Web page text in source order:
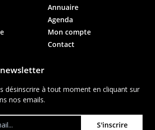
Annuaire
Agenda
Mon compte
Contact
désinscrire à tout moment en cliquant sur
nos emails.
S'inscrire